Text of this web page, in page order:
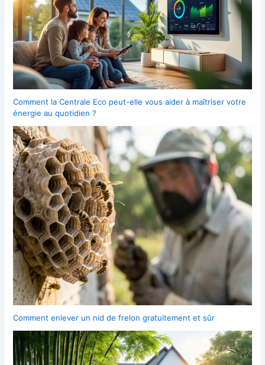
Comment la Centrale Eco peut-elle vous aider à maîtriser votre
énergie au quotidien ?
Comment enlever un nid de frelon gratuitement et sûr